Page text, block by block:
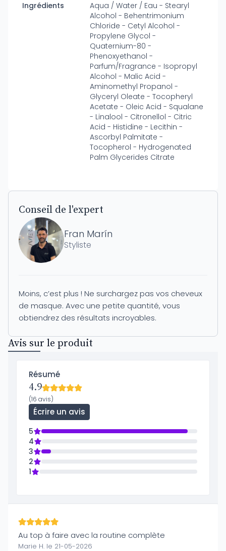
Ingrédients
Aqua / Water / Eau - Stearyl
Alcohol - Behentrimonium
Chloride - Cetyl Alcohol -
Propylene Glycol -
Quaternium-80 -
Phenoxyethanol -
Parfum/Fragrance - Isopropyl
Alcohol - Malic Acid -
Aminomethyl Propanol -
Glyceryl Oleate - Tocopheryl
Acetate - Oleic Acid - Squalane
- Linalool - Citronellol - Citric
Acid - Histidine - Lecithin -
Ascorbyl Palmitate -
Tocopherol - Hydrogenated
Palm Glycerides Citrate
Conseil de l'expert
Fran Marín
Styliste
Moins, c’est plus ! Ne surchargez pas vos cheveux
de masque. Avec une petite quantité, vous
obtiendrez des résultats incroyables.
Avis sur le produit
Résumé
4.9
(16 avis)
Écrire un avis
5
4
3
2
1
Au top à faire avec la routine complète
Marie H. le 21-05-2026